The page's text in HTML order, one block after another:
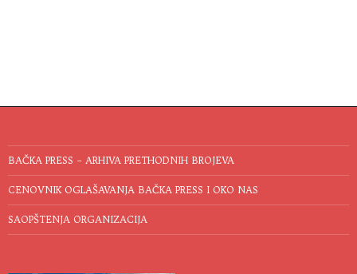
BAČKA PRESS – ARHIVA PRETHODNIH BROJEVA
CENOVNIK OGLAŠAVANJA BAČKA PRESS I OKO NAS
SAOPŠTENJA ORGANIZACIJA